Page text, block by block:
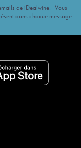
de iDealwine. Vous
dans chaque message.